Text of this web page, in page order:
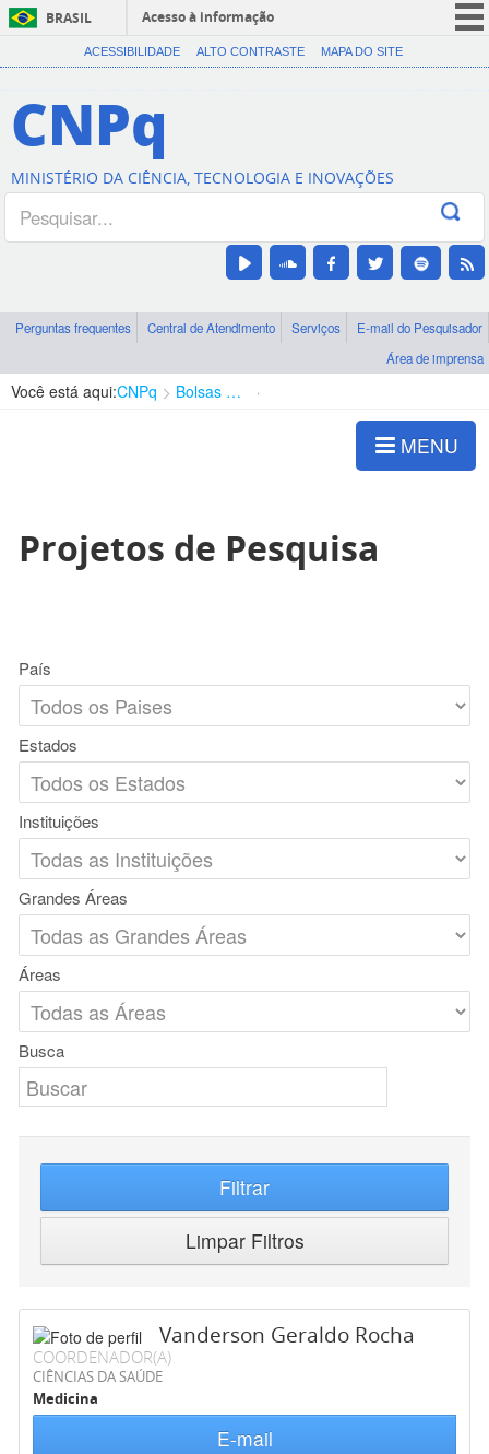
BRASIL
Acesso à informação
CORONAVÍRUS (COVID-19)
Canais
ACESSIBILIDADE ALTO CONTRASTE MAPA DO SITE
CNPq
MINISTÉRIO DA CIÊNCIA, TECNOLOGIA E INOVAÇÕES
Perguntas frequentes Central de Atendimento Serviços
E-mail do Pesquisador
Área de imprensa
Você está aqui:CNPq Bolsas e Auxílios Vigentes
MENU
Projetos de Pesquisa
País
Estados
Instituições
Grandes Áreas
Áreas
Busca
Filtrar
Limpar Filtros
Vanderson Geraldo Rocha
COORDENADOR(A)
CIÊNCIAS DA SAÚDE
Medicina
E-mail